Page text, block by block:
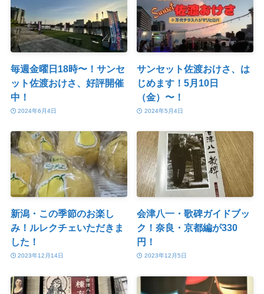
毎週金曜日18時〜！サンセ
ット佐渡おけさ、好評開催
中！
2024年6月4日
サンセット佐渡おけさ、は
じめます！5月10日
（金）〜！
2024年5月4日
新潟・この季節のお楽し
み！ルレクチェいただきま
した！
2023年12月14日
会津八一・歌碑ガイドブッ
ク！奈良・京都編が330
円！
2023年12月5日